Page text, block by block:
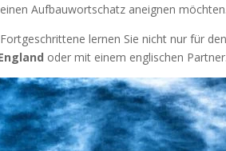
Aufbauwortschatz aneignen möchten.
lernen Sie nicht nur für
oder mit einem englischen Partner.